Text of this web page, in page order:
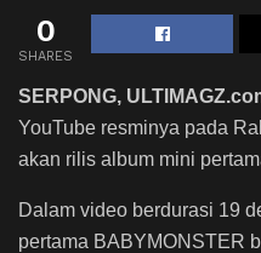
0
SHARES
SERPONG,
YouTube resminya pada
akan rilis album mini
Dalam video berdurasi 19
pertama BABYMONSTER